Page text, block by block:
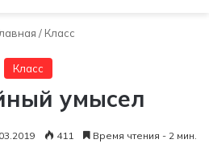
/ Класс
Класс
умысел
411 Время чтения - 2 мин.